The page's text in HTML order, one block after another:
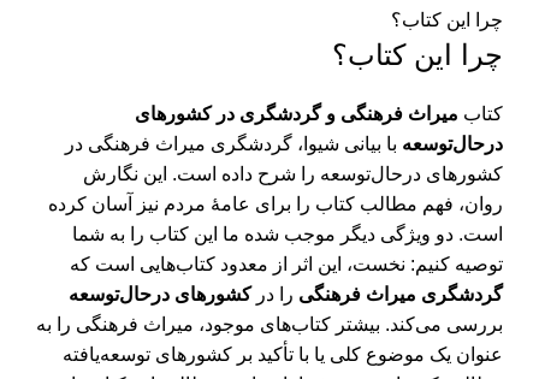
چرا این کتاب؟
چرا این کتاب؟
کتاب میراث فرهنگی و گردشگری در کشورهای
درحال‌توسعه با بیانی شیوا، گردشگری میراث فرهنگی در
کشورهای درحال‌توسعه را شرح داده است. این نگارش
روان، فهم مطالب کتاب را برای عامۀ مردم نیز آسان کرده
است. دو ویژگی دیگر موجب شده ما این کتاب را به شما
توصیه کنیم: نخست، این اثر از معدود کتاب­‌هایی است که
گردشگری میراث فرهنگی را درکشورهای درحال‌توسعه
بررسی می‌­کند. بیشتر کتاب­‌های موجود، میراث فرهنگی را به­‌
عنوان یک موضوع کلی یا با تأکید بر کشورهای توسعه‌­یافته